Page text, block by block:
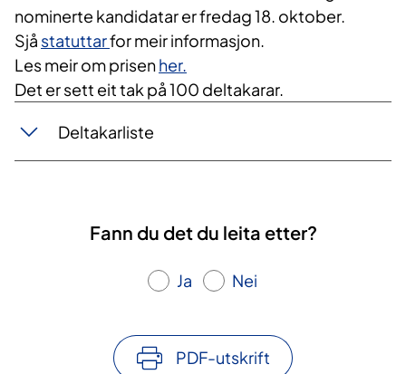
nominerte kandidatar er fredag 18. oktober.
Sjå statuttarfor meir informasjon.
Les meir om prisenher.
Det er sett eit tak på 100 deltakarar.
Deltakarliste
Fann du det du leita etter?
Ja Nei
PDF-utskrift